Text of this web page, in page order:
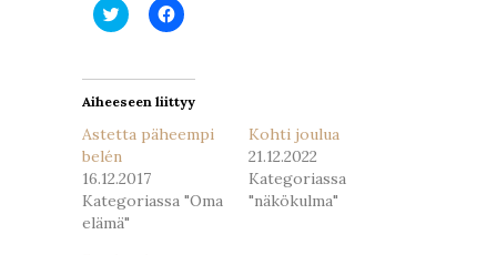
Jaa
Twitterissä(Avautuu
Jaa
Facebookissa(Avautuu
Aiheeseen liittyy
Astetta päheempi
belén
16.12.2017
Kategoriassa "Oma
elämä"
Kohti joulua
21.12.2022
Kategoriassa
"näkökulma"